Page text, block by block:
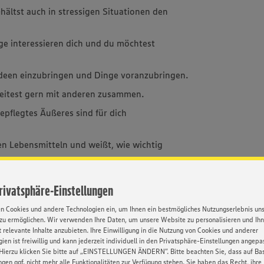
Einstellungen
Cookies und andere Technologien ein, um Ihnen ein bestmögliches Nutzungserlebnis
ermöglichen. Wir verwenden Ihre Daten, um unsere Website zu personalisieren und
relevante Inhalte anzubieten. Ihre Einwilligung in die Nutzung von Cookies und anderer
ist freiwillig und kann jederzeit individuell in den Privatsphäre-Einstellungen
klicken Sie bitte auf „EINSTELLUNGEN ÄNDERN”. Bitte beachten Sie, dass auf
ggf. nicht mehr alle Funktionalitäten zur Verfügung stehen. Sie haben das Recht, ihre
auch in stressigen Situationen den
interessieren dich und du möchtest
einzubringen und Dinge voranzubringen.
gern mit anderen zusammen.
Äußeres sind für dich
Lebensmitteln und weißt, wie wichtig
zum BWL-Studium. Sie dauert in
Kaufmann im Einzelhandel und
Qualitätsniveau eines